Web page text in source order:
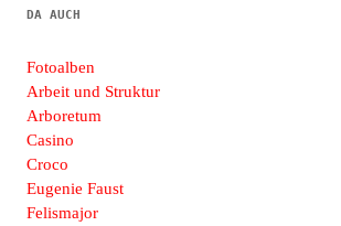
DA AUCH
Fotoalben
Arbeit und Struktur
Arboretum
Casino
Croco
Eugenie Faust
Felismajor